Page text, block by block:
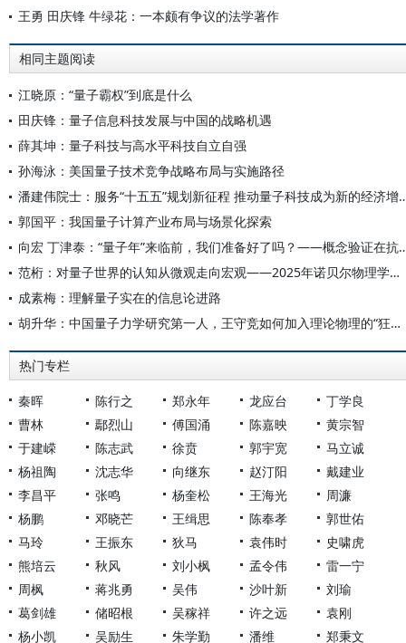
王勇 田庆锋 牛绿花：一本颇有争议的法学著作
相同主题阅读
江晓原：“量子霸权”到底是什么
田庆锋：量子信息科技发展与中国的战略机遇
薛其坤：量子科技与高水平科技自立自强
孙海泳：美国量子技术竞争战略布局与实施路径
潘建伟院士：服务“十五五”规
郭国平：我国量子计算产业布局与场景化探索
向宏 丁津泰：“量子年”来临前，我们
范桁：对量子世界的认知从微观走向宏观——2025年诺贝尔物理学奖解读与启示
成素梅：理解量子实在的信息论进路
胡升华：中国量子力学研究第一人，王守竞如何加入理论物理的“狂欢”？
热门专栏
秦晖 陈行之 郑永年 龙应台
丁学良
曹林
鄢烈山 傅国涌 陈嘉映
黄宗智
于建嵘
陈志武 徐贲 郭宇宽
马立诚
杨祖陶
沈志华 向继东 赵汀阳
戴建业
李昌平
张鸣 杨奎松 王海光
周濂
杨鹏
邓晓芒 王缉思 陈奉孝
郭世佑
马玲
王振东 狄马 袁伟时
史啸虎
熊培云
秋风 刘小枫 孟令伟
雷一宁
周枫
蒋兆勇 吴伟 沙叶新
刘瑜
葛剑雄
储昭根 吴稼祥 许之远
袁刚
杨小凯
吴励生 朱学勤 潘维 郑秉文